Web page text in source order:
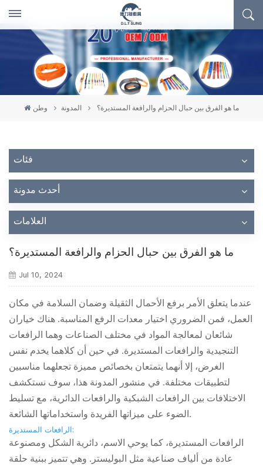
وطن المدونة ما هو الفرق بين حبال الحزام والرافعة المستديرة؟
فئات
أحدث مدونة
العلامات
ما هو الفرق بين حبال الحزام والرافعة المستديرة؟
Jul 10, 2024
عندما يتعلق الأمر برفع الأحمال الثقيلة وضمان السلامة في مكان
العمل، فمن الضروري اختيار معدات الرفع المناسبة. هناك خياران
شائعان لمعالجة المواد في مختلف الصناعات وهما الرافعات
التنجيدية والرافعات المستديرة. في حين أن كلاهما يخدم نفس
الغرض، إلا أنهما يتمتعان بخصائص مميزة تجعلهما مناسبين
لتطبيقات مختلفة. في منشور المدونة هذا، سوف نستكشف
الاختلافات بين الرافعات الشبكية والرافعات الدائرية، مع تسليط
الضوء على ميزاتها الفريدة واستخداماتها الشائعة.
الرافعات المستديرة:
الرافعات المستديرة، كما يوحي الاسم، دائرية الشكل ومصنوعة
عادة من ألياف صناعية مثل البوليستر. وهي تتميز ببنية حلقة